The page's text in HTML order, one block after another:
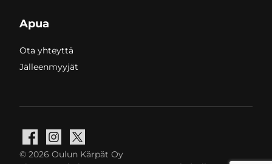
Apua
Ota yhteyttä
Jälleenmyyjät
FacebookInstagram
X
© 2026 Oulun Kärpät Oy